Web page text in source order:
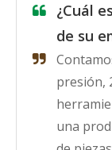
¿Cuál
de su
presión,
una